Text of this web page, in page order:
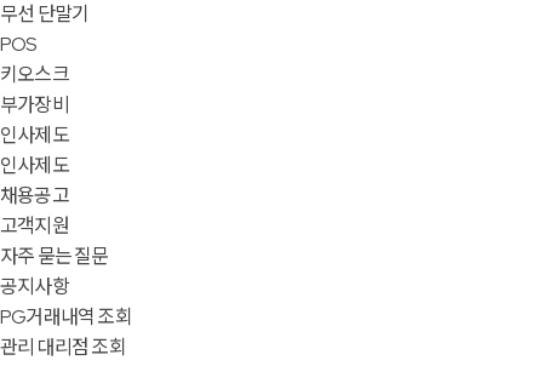
무선 단말기
POS
키오스크
부가장비
인사제도
인사제도
채용공고
고객지원
자주 묻는 질문
공지사항
PG거래내역 조회
관리 대리점 조회